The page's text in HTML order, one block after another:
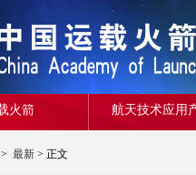
火箭 航天技术应用
> 最新 > 正文